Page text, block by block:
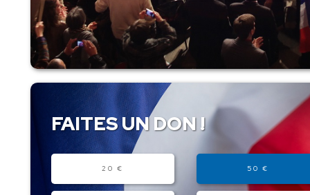
FAITES UN DON !
20 € 50 €